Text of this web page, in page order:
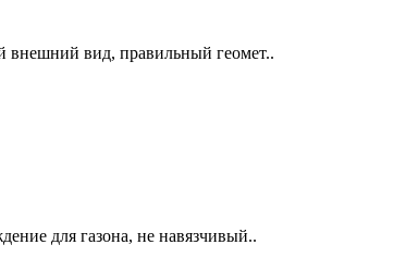
внешний вид, правильный геомет..
для газона, не навязчивый..